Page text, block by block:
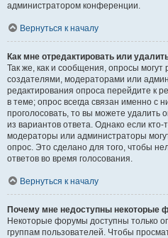
администратором конференции.
Вернуться к началу
Как мне отредактировать или
Так же, как и сообщения, опросы могут
создателями, модераторами или
редактирования опроса перейдите к
в теме; опрос всегда связан именно с
проголосовать, то вы можете удалить
из вариантов ответа. Однако если кто-
модераторы или администраторы
опрос. Это сделано для того, чтобы
ответов во время голосования.
Вернуться к началу
Почему мне недоступны некоторые
Некоторые форумы доступны только
группам пользователей. Чтобы